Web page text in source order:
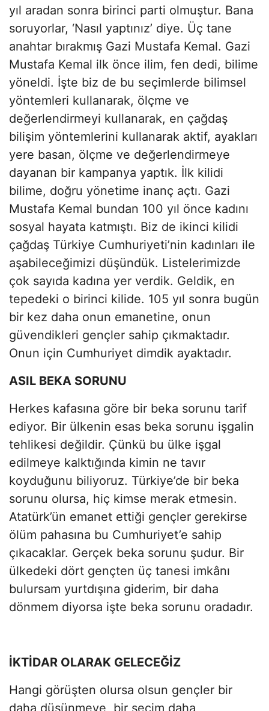
yıl aradan sonra birinci parti olmuştur. Bana
soruyorlar, ‘Nasıl yaptınız’ diye. Üç tane
anahtar bırakmış Gazi Mustafa Kemal. Gazi
Mustafa Kemal ilk önce ilim, fen dedi, bilime
yöneldi. İşte biz de bu seçimlerde bilimsel
yöntemleri kullanarak, ölçme ve
değerlendirmeyi kullanarak, en çağdaş
bilişim yöntemlerini kullanarak aktif, ayakları
yere basan, ölçme ve değerlendirmeye
dayanan bir kampanya yaptık. İlk kilidi
bilime, doğru yönetime inanç açtı. Gazi
Mustafa Kemal bundan 100 yıl önce kadını
sosyal hayata katmıştı. Biz de ikinci kilidi
çağdaş Türkiye Cumhuriyeti’nin kadınları ile
aşabileceğimizi düşündük. Listelerimizde
çok sayıda kadına yer verdik. Geldik, en
tepedeki o birinci kilide. 105 yıl sonra bugün
bir kez daha onun emanetine, onun
güvendikleri gençler sahip çıkmaktadır.
Onun için Cumhuriyet dimdik ayaktadır.
ASIL BEKA SORUNU
Herkes kafasına göre bir beka sorunu tarif
ediyor. Bir ülkenin esas beka sorunu işgalin
tehlikesi değildir. Çünkü bu ülke işgal
edilmeye kalktığında kimin ne tavır
koyduğunu biliyoruz. Türkiye’de bir beka
sorunu olursa, hiç kimse merak etmesin.
Atatürk’ün emanet ettiği gençler gerekirse
ölüm pahasına bu Cumhuriyet’e sahip
çıkacaklar. Gerçek beka sorunu şudur. Bir
ülkedeki dört gençten üç tanesi imkânı
bulursam yurtdışına giderim, bir daha
dönmem diyorsa işte beka sorunu oradadır.
İKTİDAR OLARAK GELECEĞİZ
Hangi görüşten olursa olsun gençler bir
daha düşünmeye, bir seçim daha